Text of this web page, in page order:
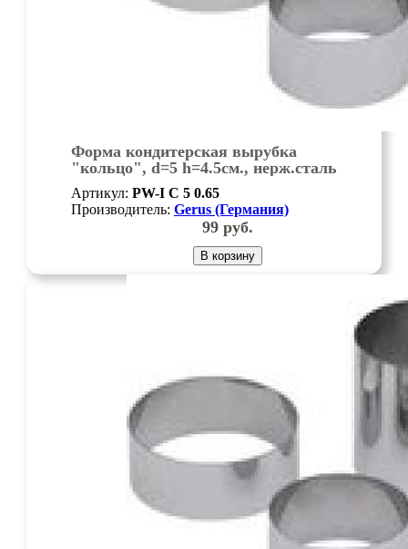
Форма кондитерская вырубка
"кольцо", d=5 h=4.5см., нерж.сталь
Артикул: PW-I C 5 0.65
Производитель: Gerus (Германия)
99руб.
В корзину